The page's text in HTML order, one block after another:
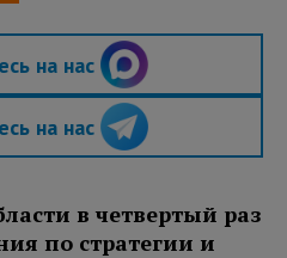
на нас
на нас
в четвертый раз
по стратегии и